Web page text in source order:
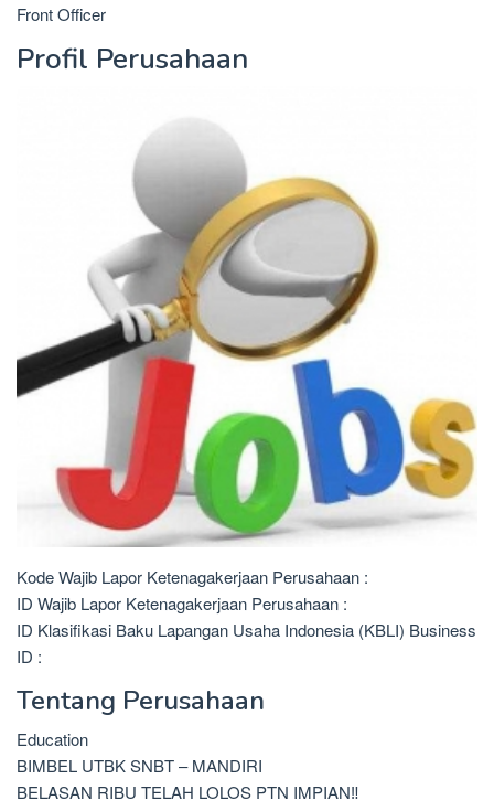
Front Officer
Profil Perusahaan
Kode Wajib Lapor Ketenagakerjaan Perusahaan :
ID Wajib Lapor Ketenagakerjaan Perusahaan :
ID Klasifikasi Baku Lapangan Usaha Indonesia (KBLI) Business
ID :
Tentang Perusahaan
Education
BIMBEL UTBK SNBT – MANDIRI
BELASAN RIBU TELAH LOLOS PTN IMPIAN‼️